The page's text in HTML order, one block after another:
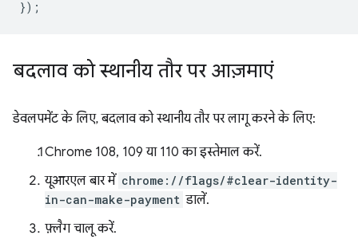
});
बदलाव को स्थानीय तौर पर आज़माएं
डेवलपमेंट के लिए, बदलाव को स्थानीय तौर पर लागू करने के लिए:
Chrome 108, 109 या 110 का इस्तेमाल करें.
यूआरएल बार में chrome://flags/#clear-identity-
in-can-make-payment डालें.
फ़्लैग चालू करें.